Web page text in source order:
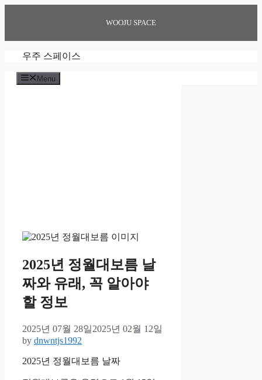
WOOJU SPACE
우주 스페이스
Menu
2025년 정월대보름 날
짜와 유래, 꼭 알아야
할 정보
2025년 07월 28일2025년 02월 12일
by dnwntjs1992
2025년 정월대보름 날짜